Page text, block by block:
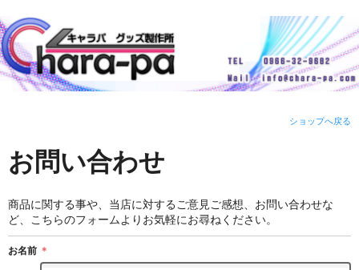
ショップへ戻る
お問い合わせ
商品に関する事や、当店に対するご意見ご感想、お問い合わせな
ど、こちらのフォームよりお気軽にお尋ねください。
お名前 ＊